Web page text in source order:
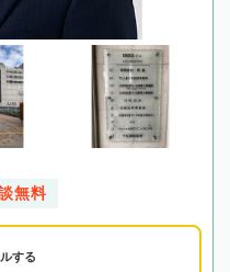
無料
する